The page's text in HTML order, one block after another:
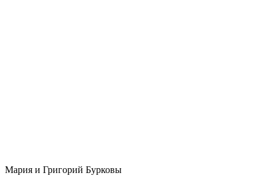
Мария и Григорий Бурковы